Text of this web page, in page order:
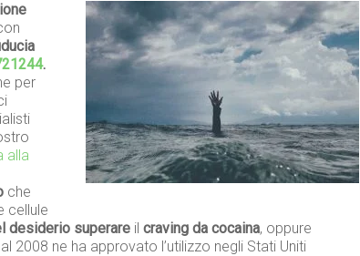
.
per
alla
che
cellule
desiderio superare il craving da cocaina, oppure
2008 ne ha approvato l’utilizzo negli Stati Uniti